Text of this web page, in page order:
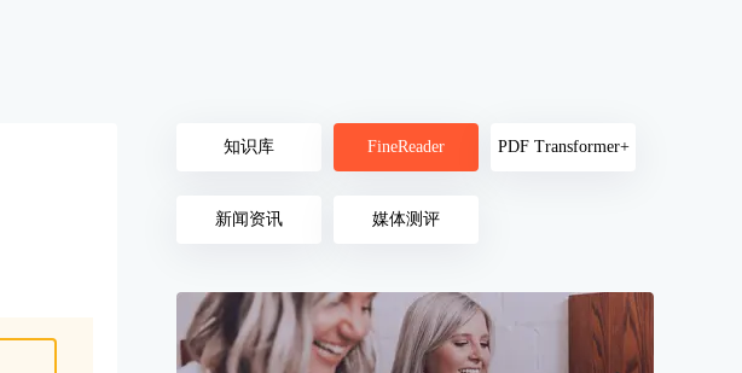
知识库 FineReader PDF Transformer+
新闻资讯 媒体测评